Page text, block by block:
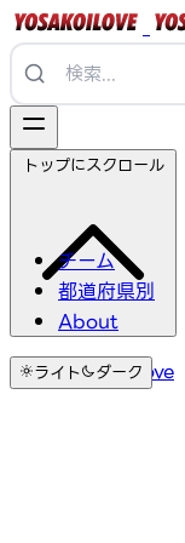
チーム
都道府県別
About
ライト ダーク
トップにスクロール
YosakoiLove